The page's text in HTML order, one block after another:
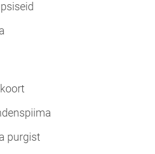
purgist